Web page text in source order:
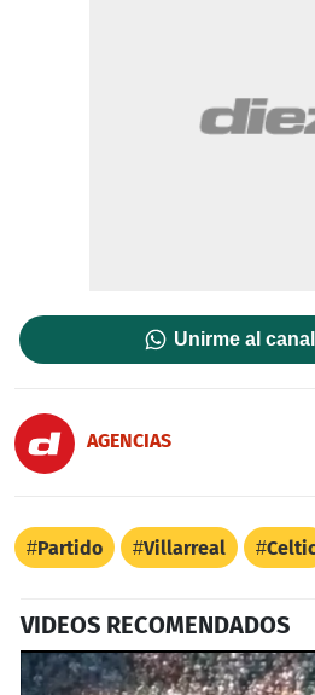
Unirme al
AGENCIAS
Partido Villarreal
VIDEOS RECOMENDADOS